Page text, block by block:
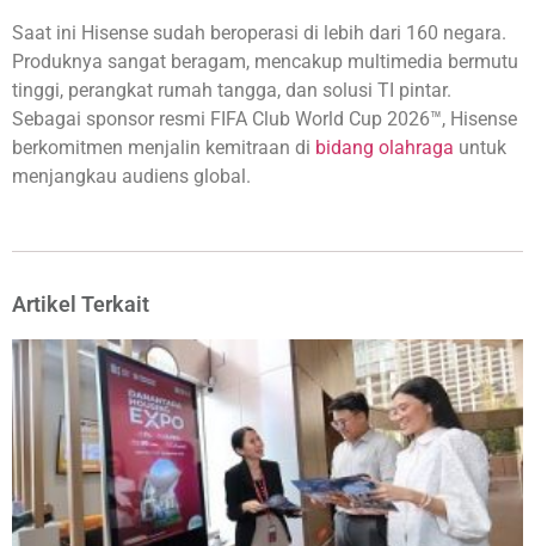
Saat ini Hisense sudah beroperasi di lebih dari 160 negara.
Produknya sangat beragam, mencakup multimedia bermutu
tinggi, perangkat rumah tangga, dan solusi TI pintar.
Sebagai sponsor resmi FIFA Club World Cup 2026™, Hisense
berkomitmen menjalin kemitraan di bidang olahraga untuk
menjangkau audiens global.
Artikel Terkait